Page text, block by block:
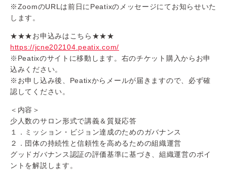
※ZoomのURLは前日にPeatixのメッセージにてお知らせいた
します。
★★★お申込みはこちら★★★
https://jcne202104.peatix.com/
※Peatixのサイトに移動します。右のチケット購入からお申
込みください。
※お申し込み後、Peatixからメールが届きますので、必ず確
認してください。
＜内容＞
少人数のサロン形式で講義＆質疑応答
１．ミッション・ビジョン達成のためのガバナンス
２．団体の持続性と信頼性を高めるための組織運営
グッドガバナンス認証の評価基準に基づき、 組織運営のポイ
ントを解説します。